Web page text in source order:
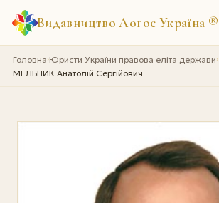
Видавництво Логос Україна ®
Головна›Юристи України правова еліта держави›
МЕЛЬНИК Анатолій Сергійович